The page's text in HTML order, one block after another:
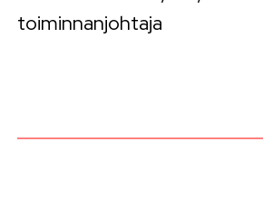
toiminnanjohtaja